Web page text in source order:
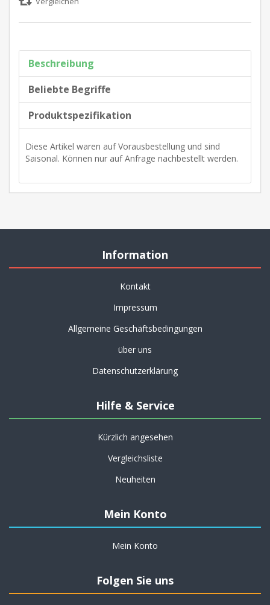
Beschreibung
Beliebte Begriffe
Produktspezifikation
Diese Artikel waren auf Vorausbestellung und sind
Saisonal. Können nur auf Anfrage nachbestellt werden.
Information
Kontakt
Impressum
Allgemeine Geschäftsbedingungen
über uns
Datenschutzerklärung
Hilfe & Service
Kürzlich angesehen
Vergleichsliste
Neuheiten
Mein Konto
Mein Konto
Folgen Sie uns